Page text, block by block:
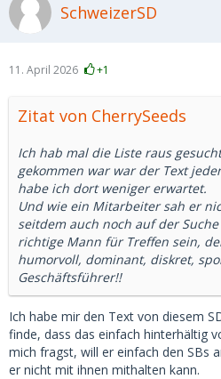
SchweizerSD
11. April 2026 +1
Zitat von CherrySeeds
Ich hab mal die Liste raus
gekommen war war der Text
habe ich dort weniger erwartet.
Und wie ein Mitarbeiter sah er
seitdem auch noch auf der
richtige Mann für Treffen sein,
humorvoll, dominant, diskret,
Geschäftsführer!!
Ich habe mir den Text von diesem
finde, dass das einfach hinterhältig
mich fragst, will er einfach den SBs
er nicht mit ihnen mithalten kann.